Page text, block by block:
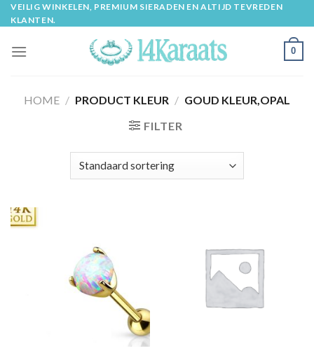
Skip
to
VEILIG WINKELEN, PREMIUM SIERADEN EN ALTIJD TEVREDEN
KLANTEN.
0
HOME / PRODUCT KLEUR / GOUD KLEUR,OPAL
FILTER